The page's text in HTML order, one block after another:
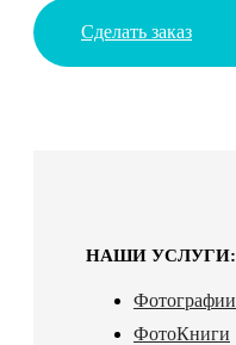
Сделать заказ
НАШИ УСЛУГИ:
Фотографии
ФотоКниги